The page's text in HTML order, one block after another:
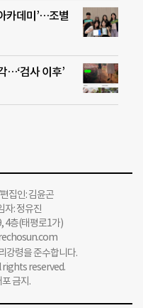
카데미’…조별
…‘검사 이후’
집인: 김윤곤
자: 정유진
4층(태평로1가)
강령을 준수합니다.
rights reserved.
금지.